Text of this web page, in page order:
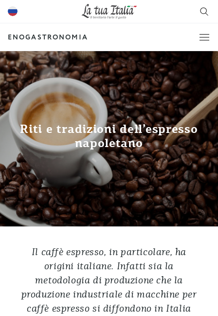
ENOGASTRONOMIA
Riti e tradizioni dell’espresso
napoletano
Il caffè espresso, in particolare, ha
origini italiane. Infatti sia la
metodologia di produzione che la
produzione industriale di macchine per
caffè espresso si diffondono in Italia